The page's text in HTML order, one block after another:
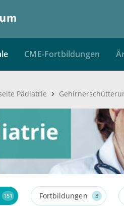
CME-Fortbildungen
Pädiatrie
151 Fortbildungen 3